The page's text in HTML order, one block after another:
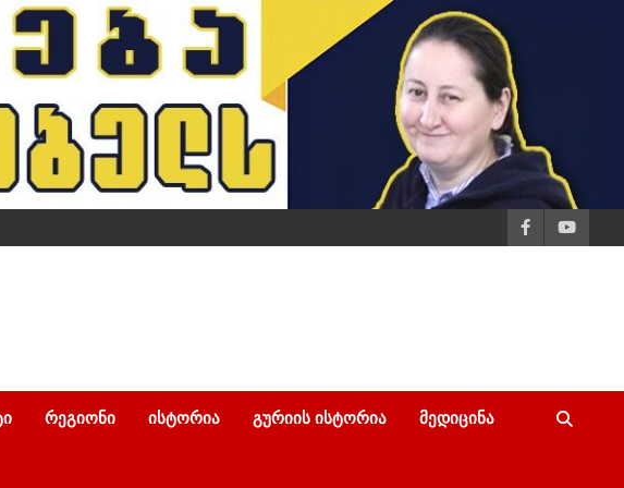
ᲠᲔᲒᲘᲝᲜᲘ ᲘᲡᲢᲝᲠᲘᲐ ᲒᲣᲠᲘᲘᲡ ᲘᲡᲢᲝᲠᲘᲐ ᲛᲔᲓᲘᲪᲘᲜᲐ